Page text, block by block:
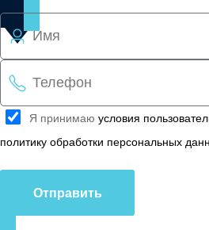
Я принимаю условия
политику обработки персональных
Отправить